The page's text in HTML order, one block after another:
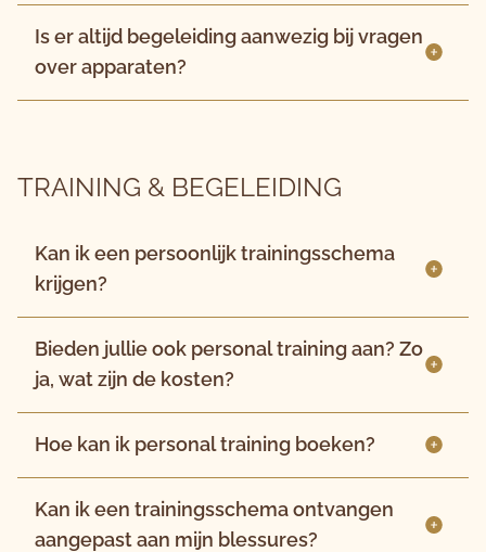
Is er altijd begeleiding aanwezig bij vragen
over apparaten?
TRAINING & BEGELEIDING
Kan ik een persoonlijk trainingsschema
krijgen?
Bieden jullie ook personal training aan? Zo
ja, wat zijn de kosten?
Hoe kan ik personal training boeken?
Kan ik een trainingsschema ontvangen
aangepast aan mijn blessures?